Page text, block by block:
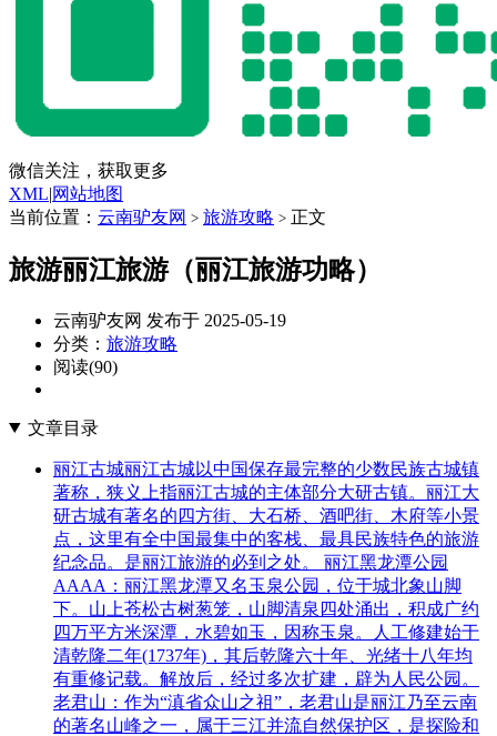
微信关注，获取更多
XML|网站地图
当前位置： 云南驴友网 > 旅游攻略 > 正文
旅游丽江旅游（丽江旅游功略）
云南驴友网 发布于 2025-05-19
分类： 旅游攻略
阅读(90)
文章目录
丽江古城丽江古城以中国保存最完整的少数民族古城镇
著称，狭义上指丽江古城的主体部分大研古镇。丽江大
研古城有著名的四方街、大石桥、酒吧街、木府等小景
点，这里有全中国最集中的客栈、最具民族特色的旅游
纪念品。是丽江旅游的必到之处。 丽江黑龙潭公园
AAAA：丽江黑龙潭又名玉泉公园，位于城北象山脚
下。山上苍松古树葱笼，山脚清泉四处涌出，积成广约
四万平方米深潭，水碧如玉，因称玉泉。人工修建始于
清乾隆二年(1737年)，其后乾隆六十年、光绪十八年均
有重修记载。解放后，经过多次扩建，辟为人民公园。
老君山：作为“滇省众山之祖”，老君山是丽江乃至云南
的著名山峰之一，属于三江并流自然保护区，是探险和